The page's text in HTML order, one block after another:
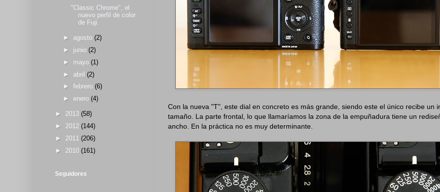
Con la nueva "T", este dial en concreto es más grande, siendo este el único recibe un
tamaño. La parte frontal, lo que llamaríamos la zona de la empuñadura tiene un
ancho. En la práctica no es muy determinante.
"Classic Chrome", el
nuevo perfil de color
de Fuji.
► agosto (2)
► junio (2)
► mayo (1)
► abril (2)
► febrero (6)
► enero (4)
► 2013 (58)
► 2012 (144)
► 2011 (206)
► 2010 (161)
Seguidores